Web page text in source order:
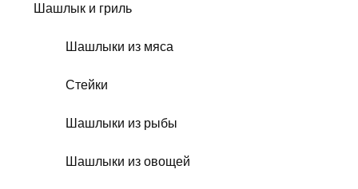
Шашлык и гриль
Шашлыки из мяса
Стейки
Шашлыки из рыбы
Шашлыки из овощей